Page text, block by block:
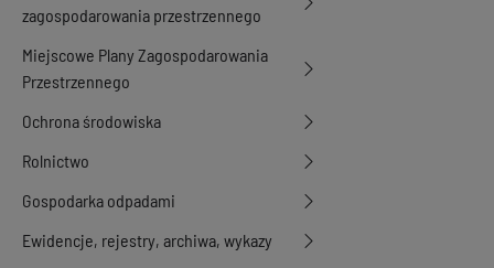
zagospodarowania przestrzennego
Miejscowe Plany Zagospodarowania
Przestrzennego
Ochrona środowiska
Rolnictwo
Gospodarka odpadami
Ewidencje, rejestry, archiwa, wykazy